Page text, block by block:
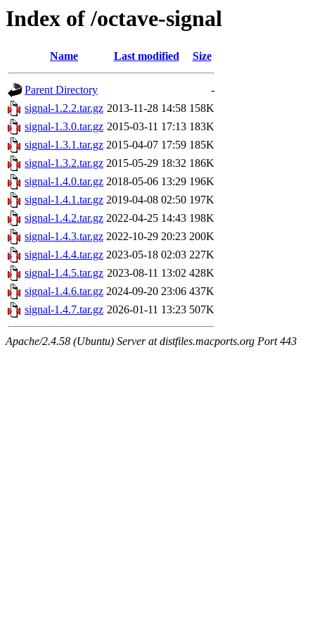
Index of /octave-signal
Name Last modified Size
Parent Directory
-
signal-1.2.2.tar.gz 2013-11-28 14:58 158K
signal-1.3.0.tar.gz 2015-03-11 17:13 183K
signal-1.3.1.tar.gz 2015-04-07 17:59 185K
signal-1.3.2.tar.gz 2015-05-29 18:32 186K
signal-1.4.0.tar.gz 2018-05-06 13:29 196K
signal-1.4.1.tar.gz 2019-04-08 02:50 197K
signal-1.4.2.tar.gz 2022-04-25 14:43 198K
signal-1.4.3.tar.gz 2022-10-29 20:23 200K
signal-1.4.4.tar.gz 2023-05-18 02:03 227K
signal-1.4.5.tar.gz 2023-08-11 13:02 428K
signal-1.4.6.tar.gz 2024-09-20 23:06 437K
signal-1.4.7.tar.gz 2026-01-11 13:23 507K
Apache/2.4.58 (Ubuntu) Server at distfiles.macports.org Port 443